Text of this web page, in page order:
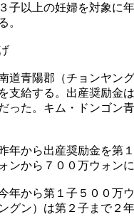
子以上の妊婦を対象
。
道青陽郡（チョンヤ
支給する。出産奨励金
った。キム・ドンゴン
年から出産奨励金を
ンから７００万ウォン
年から第１子５００万
グン）は第２子まで